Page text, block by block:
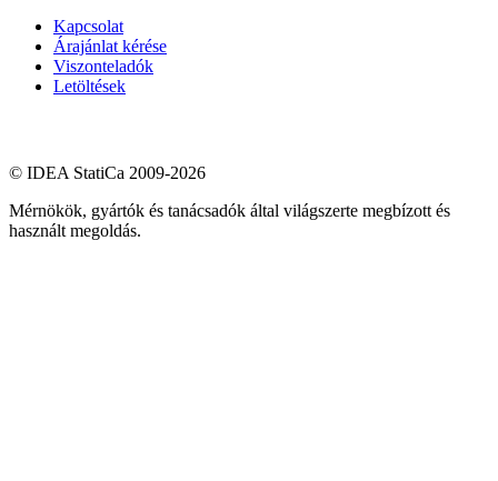
Kapcsolat
Árajánlat kérése
Viszonteladók
Letöltések
© IDEA StatiCa 2009-2026
Mérnökök, gyártók és tanácsadók által világszerte megbízott és
használt megoldás.